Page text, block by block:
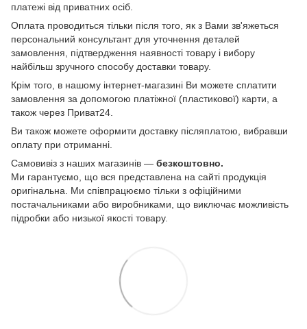
платежі від приватних осіб.
Оплата проводиться тільки після того, як з Вами зв'яжеться
персональний консультант для уточнення деталей
замовлення, підтвердження наявності товару і вибору
найбільш зручного способу доставки товару.
Крім того, в нашому інтернет-магазині Ви можете сплатити
замовлення за допомогою платіжної (пластикової) карти, а
також через Приват24.
Ви також можете оформити доставку післяплатою, вибравши
оплату при отриманні.
Самовивіз з наших магазинів — безкоштовно.
Ми гарантуємо, що вся представлена на сайті продукція
оригінальна. Ми співпрацюємо тільки з офіційними
постачальниками або виробниками, що виключає можливість
підробки або низької якості товару.